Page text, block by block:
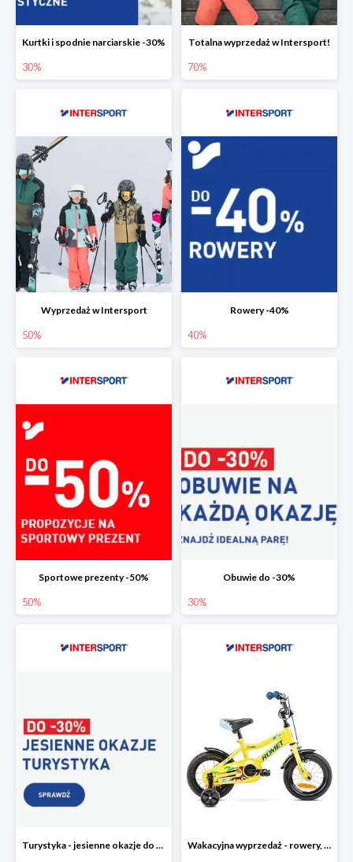
Kurtki i spodnie narciarskie -30%
30%
Totalna wyprzedaż w Intersport!
70%
Wyprzedaż w Intersport
50%
Rowery -40%
40%
Sportowe prezenty -50%
50%
Obuwie do -30%
30%
Turystyka - jesienne okazje do -30% Wakacyjna wyprzedaż - rowery, odzież i akcesoria rowerowe w Intersport do -30%